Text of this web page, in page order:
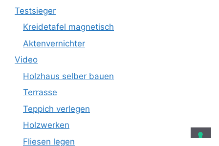
Testsieger
Kreidetafel magnetisch
Aktenvernichter
Video
Holzhaus selber bauen
Terrasse
Teppich verlegen
Holzwerken
Fliesen legen